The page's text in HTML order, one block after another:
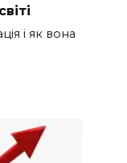
і як вона